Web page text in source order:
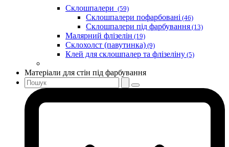
Склошпалери (59)
Склошпалери пофарбовані (46)
Склошпалери під фарбування (13)
Малярний флізелін (19)
Склохолст (павутинка) (9)
Клей для склошпалер та флізеліну (5)
Матеріали для стін під фарбування